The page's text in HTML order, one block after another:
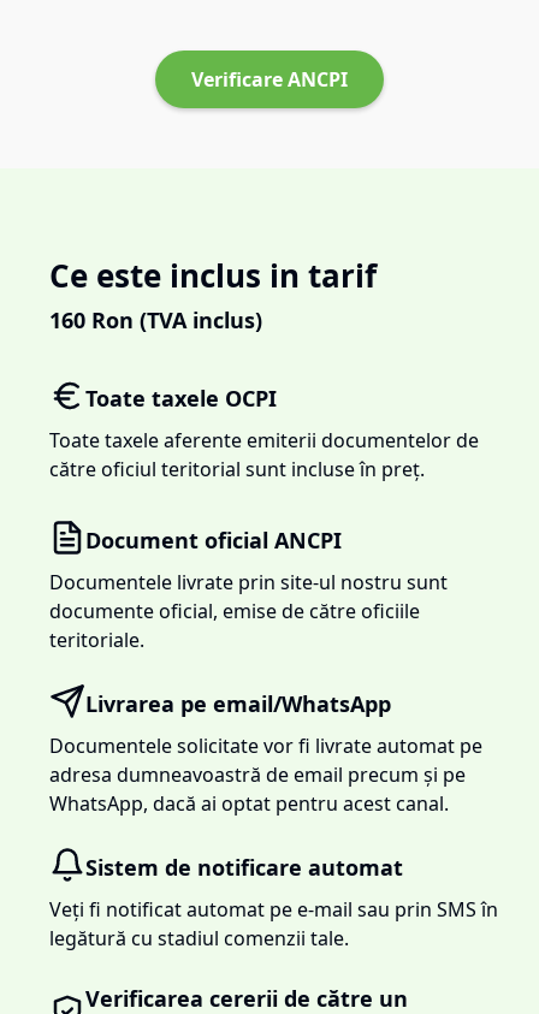
Verificare ANCPI
Ce este inclus in tarif
160 Ron (TVA inclus)
Toate taxele OCPI
Toate taxele aferente emiterii documentelor de
către oficiul teritorial sunt incluse în preț.
Document oficial ANCPI
Documentele livrate prin site-ul nostru sunt
documente oficial, emise de către oficiile
teritoriale.
Livrarea pe email/WhatsApp
Documentele solicitate vor fi livrate automat pe
adresa dumneavoastră de email precum și pe
WhatsApp, dacă ai optat pentru acest canal.
Sistem de notificare automat
Veți fi notificat automat pe e-mail sau prin SMS în
legătură cu stadiul comenzii tale.
Verificarea cererii de către un